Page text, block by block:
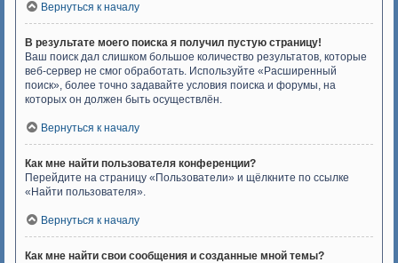
Вернуться к началу
В результате моего поиска я получил пустую страницу!
Ваш поиск дал слишком большое количество результатов, которые
веб-сервер не смог обработать. Используйте «Расширенный
поиск», более точно задавайте условия поиска и форумы, на
которых он должен быть осуществлён.
Вернуться к началу
Как мне найти пользователя конференции?
Перейдите на страницу «Пользователи» и щёлкните по ссылке
«Найти пользователя».
Вернуться к началу
Как мне найти свои сообщения и созданные мной темы?